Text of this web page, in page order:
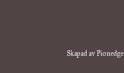
Skapad av Pionedge